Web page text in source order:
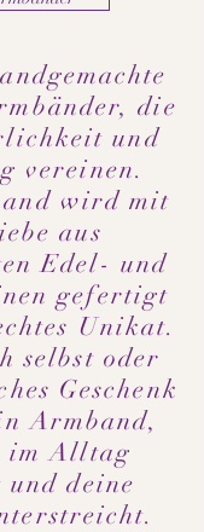
die
und
vereinen.
wird mit
aus
Edel- und
gefertigt
Unikat.
selbst oder
Geschenk
Armband,
im Alltag
deine